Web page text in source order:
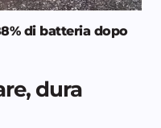
di batteria dopo
dura